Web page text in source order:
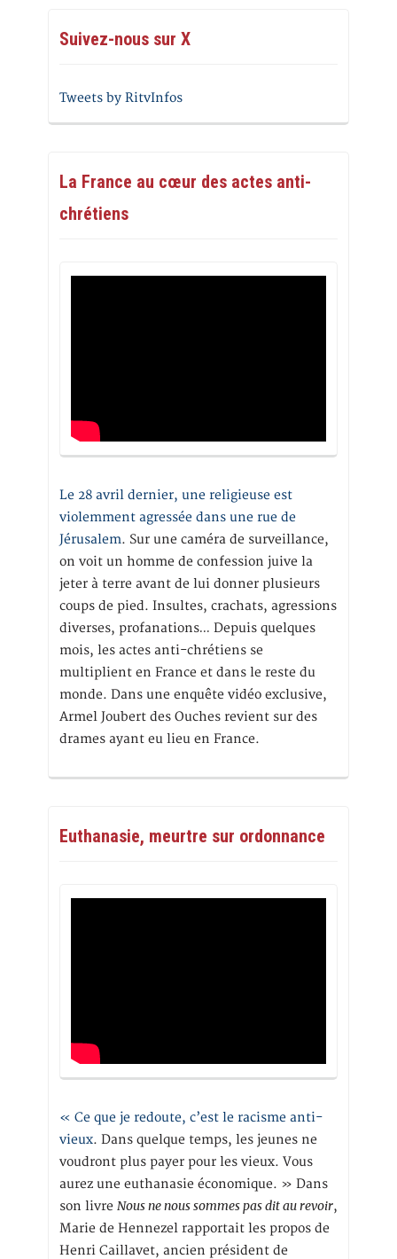
Suivez-nous sur X
Tweets by RitvInfos
La France au cœur des actes anti-
chrétiens
Le 28 avril dernier, une religieuse est
violemment agressée dans une rue de
Jérusalem. Sur une caméra de surveillance,
on voit un homme de confession juive la
jeter à terre avant de lui donner plusieurs
coups de pied. Insultes, crachats, agressions
diverses, profanations… Depuis quelques
mois, les actes anti-chrétiens se
multiplient en France et dans le reste du
monde. Dans une enquête vidéo exclusive,
Armel Joubert des Ouches revient sur des
drames ayant eu lieu en France.
Euthanasie, meurtre sur ordonnance
« Ce que je redoute, c’est le racisme anti-
vieux. Dans quelque temps, les jeunes ne
voudront plus payer pour les vieux. Vous
aurez une euthanasie économique. » Dans
son livre Nous ne nous sommes pas dit au revoir,
Marie de Hennezel rapportait les propos de
Henri Caillavet, ancien président de